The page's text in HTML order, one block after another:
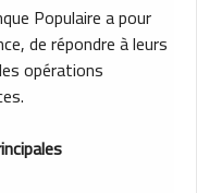
Populaire a pour
de répondre à leurs
opérations